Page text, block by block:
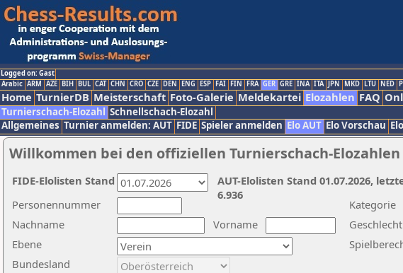
Logged on: Gast
Arabic ARM AZE BIH BUL CAT CHN CRO CZE DEN ENG ESP FAI FIN FRA GER GRE INA ITA JPN MKD LTU NED
Home TurnierDB Meisterschaft Foto-Galerie Meldekartei Elozahlen FAQ
Turnierschach-Elozahl Schnellschach-Elozahl
Allgemeines Turnier anmelden: AUT FIDE Spieler anmelden Elo AUT Elo Vorschau
Willkommen bei den offiziellen Turnierschach-Elozahlen
Nachname
Vorname
Ebene
Kategorie
Personennummer
Bundesland
Geschlecht
AUT-Elolisten Stand 01.07.2026,
6.936
FIDE-Elolisten Stand